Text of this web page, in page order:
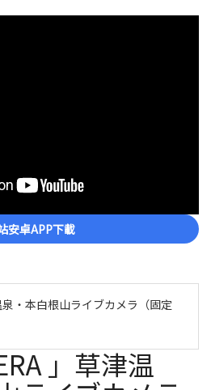
安卓APP下載
泉・本白根山ライブカメラ（固定
」草津温